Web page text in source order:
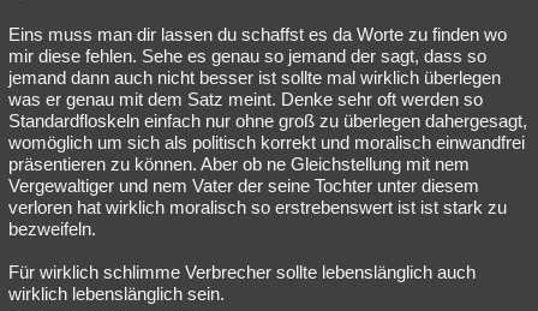
Eins muss man dir lassen du schaffst es da Worte zu finden wo
mir diese fehlen. Sehe es genau so jemand der sagt, dass so
jemand dann auch nicht besser ist sollte mal wirklich überlegen
was er genau mit dem Satz meint. Denke sehr oft werden so
Standardfloskeln einfach nur ohne groß zu überlegen dahergesagt,
womöglich um sich als politisch korrekt und moralisch einwandfrei
präsentieren zu können. Aber ob ne Gleichstellung mit nem
Vergewaltiger und nem Vater der seine Tochter unter diesem
verloren hat wirklich moralisch so erstrebenswert ist ist stark zu
bezweifeln.
Für wirklich schlimme Verbrecher sollte lebenslänglich auch
wirklich lebenslänglich sein.